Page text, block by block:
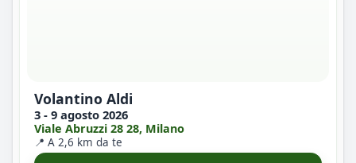
Volantino Aldi
3 - 9 agosto 2026
Viale Abruzzi 28 28, Milano
📍 A 2,6 km da te